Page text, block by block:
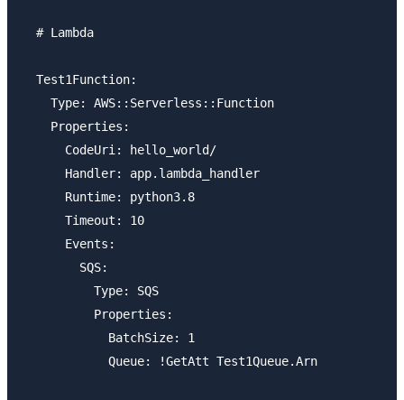
  # Lambda
  Test1Function:
    Type: AWS::Serverless::Function
    Properties:
      CodeUri: hello_world/
      Handler: app.lambda_handler
      Runtime: python3.8
      Timeout: 10
      Events:
        SQS:
          Type: SQS
          Properties:
            BatchSize: 1
            Queue: !GetAtt Test1Queue.Arn